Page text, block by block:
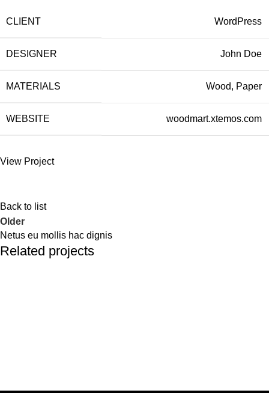
CLIENT WordPress
DESIGNER John Doe
MATERIALS Wood, Paper
WEBSITE woodmart.xtemos.com
View Project
Back to list
Older
Netus eu mollis hac dignis
Related projects